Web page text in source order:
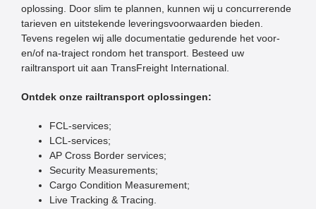
oplossing. Door slim te plannen, kunnen wij u concurrerende
tarieven en uitstekende leveringsvoorwaarden bieden.
Tevens regelen wij alle documentatie gedurende het voor-
en/of na-traject rondom het transport. Besteed uw
railtransport uit aan TransFreight International.
Ontdek onze railtransport oplossingen:
FCL-services;
LCL-services;
AP Cross Border services;
Security Measurements;
Cargo Condition Measurement;
Live Tracking & Tracing.